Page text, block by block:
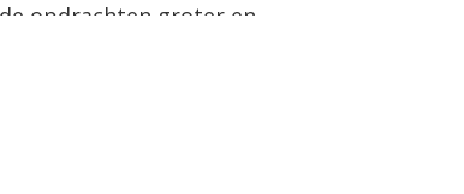
opdrachten groter en
om te gaan.